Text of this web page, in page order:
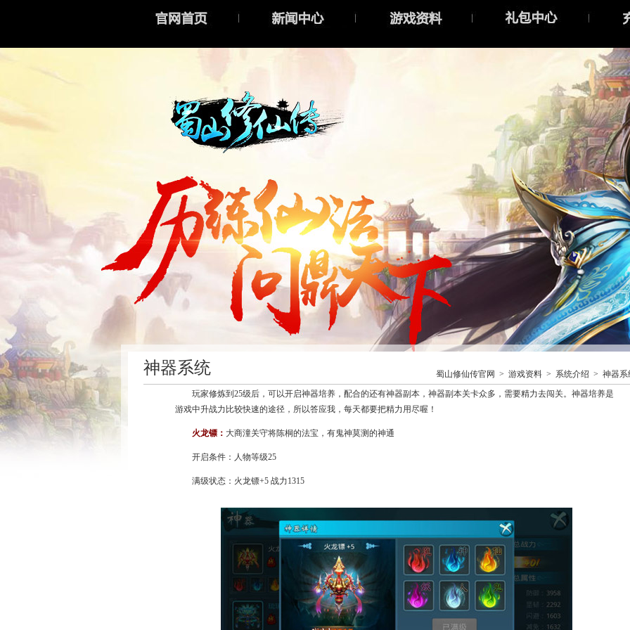
蜀山修仙传官网 > 游戏资料 > 系统介绍 > 神器系
神器系统
玩家修炼到25级后，可以开启神器培养，配合的还有神器副本，神器副本关卡众多，需要精力去闯关。神器培养是
游戏中升战力比较快速的途径，所以答应我，每天都要把精力用尽喔！
火龙镖： 大商潼关守将陈桐的法宝，有鬼神莫测的神通
开启条件：人物等级25
满级状态：火龙镖+5 战力1315